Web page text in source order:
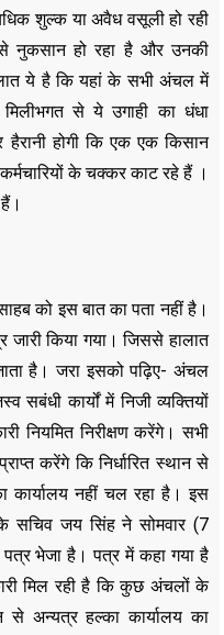
शुल्क या अवैध वसूली हो रही
नुकसान हो रहा है और उनकी
ये है कि यहां के सभी अंचल में
से ये उगाही का धंधा
होगी कि एक एक किसान
के चक्कर काट रहे हैं ।
को इस बात का पता नहीं है।
जारी किया गया। जिससे हालात
है। जरा इसको पढ़िए- अंचल
सबंधी कार्यों में निजी व्यक्तियों
नियमित निरीक्षण करेंगे। सभी
करेंगे कि निर्धारित स्थान से
कार्यालय नहीं चल रहा है। इस
सचिव जय सिंह ने सोमवार (7
भेजा है। पत्र में कहा गया है
मिल रही है कि कुछ अंचलों के
से अन्यत्र हल्का कार्यालय का